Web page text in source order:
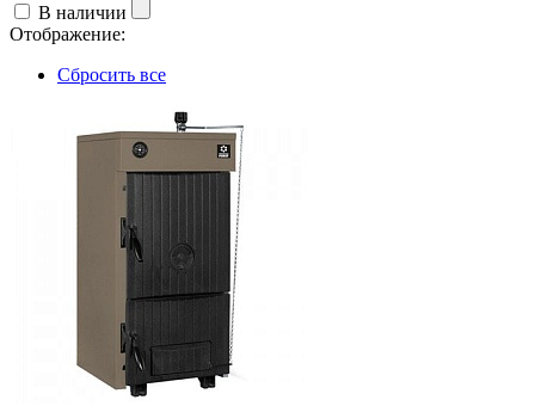
В наличии
Отображение:
Сбросить все